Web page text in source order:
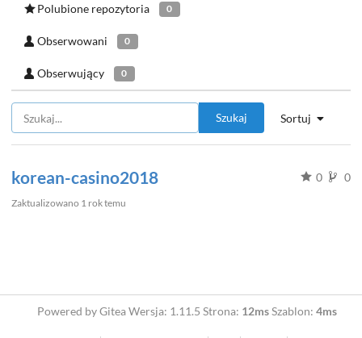
Polubione repozytoria 0
Obserwowani 0
Obserwujący 0
Sortuj
Szukaj
korean-casino2018 0 0
Zaktualizowano 1 rok temu
Powered by Gitea Wersja: 1.11.5 Strona: 12msSzablon: 4ms